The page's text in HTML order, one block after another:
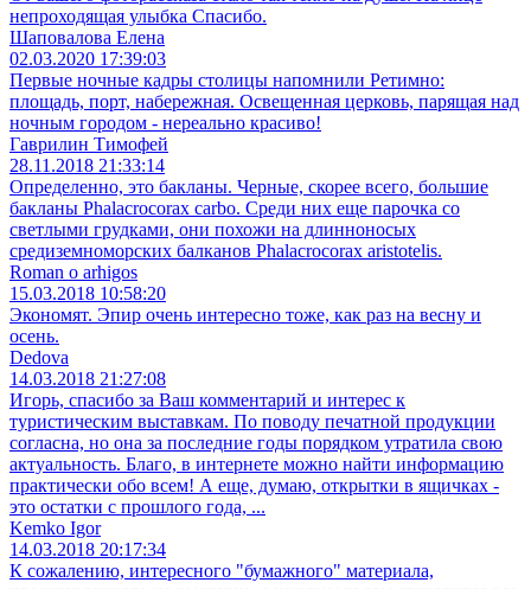
непроходящая улыбка Спасибо.
Шаповалова Елена
02.03.2020 17:39:03
Первые ночные кадры столицы напомнили Ретимно:
площадь, порт, набережная. Освещенная церковь, парящая над
ночным городом - нереально красиво!
Гаврилин Тимофей
28.11.2018 21:33:14
Определенно, это бакланы. Черные, скорее всего, большие
бакланы Phalacrocorax carbo. Среди них еще парочка со
светлыми грудками, они похожи на длинноносых
средиземноморских балканов Phalacrocorax aristotelis.
Roman o arhigos
15.03.2018 10:58:20
Экономят. Эпир очень интересно тоже, как раз на весну и
осень.
Dedova
14.03.2018 21:27:08
Игорь, спасибо за Ваш комментарий и интерес к
туристическим выставкам. По поводу печатной продукции
согласна, но она за последние годы порядком утратила свою
актуальность. Благо, в интернете можно найти информацию
практически обо всем! А еще, думаю, открытки в ящичках -
это остатки с прошлого года, ...
Kemko Igor
14.03.2018 20:17:34
К сожалению, интересного "бумажного" материала,